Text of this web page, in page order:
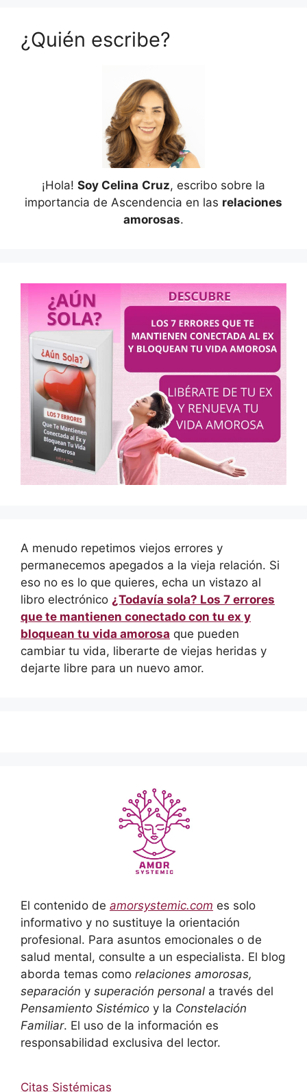
¿Quién escribe?
¡Hola! Soy Celina Cruz, escribo sobre la
importancia de Ascendencia en las relaciones
amorosas.
A menudo repetimos viejos errores y
permanecemos apegados a la vieja relación. Si
eso no es lo que quieres, echa un vistazo al
libro electrónico ¿Todavía sola? Los 7 errores
que te mantienen conectado con tu ex y
bloquean tu vida amorosa que pueden
cambiar tu vida, liberarte de viejas heridas y
dejarte libre para un nuevo amor.
El contenido de amorsystemic.com es solo
informativo y no sustituye la orientación
profesional. Para asuntos emocionales o de
salud mental, consulte a un especialista. El blog
aborda temas como relaciones amorosas,
separación y superación personal a través del
Pensamiento Sistémico y la Constelación
Familiar. El uso de la información es
responsabilidad exclusiva del lector.
Citas Sistémicas